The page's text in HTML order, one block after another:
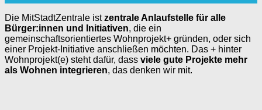
Die MitStadtZentrale istzentrale Anlaufstelle für alle
Bürger:innen und Initiativen, die ein
gemeinschaftsorientiertes Wohnprojekt+ gründen, oder sich
einer Projekt-Initiative anschließen möchten. Das + hinter
Wohnprojekt(e) steht dafür, dass viele gute Projekte mehr
als Wohnen integrieren, das denken wir mit.